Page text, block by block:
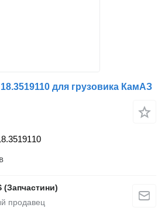
для грузовика КамАЗ
(Запчастини)